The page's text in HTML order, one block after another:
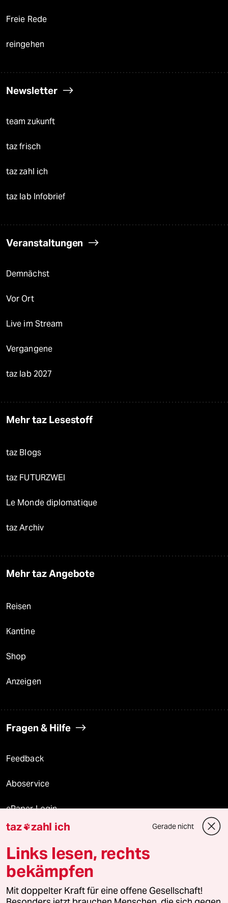
Freie Rede
reingehen
Newsletter
team zukunft
taz frisch
taz zahl ich
taz lab Infobrief
Veranstaltungen
Demnächst
Vor Ort
Live im Stream
Vergangene
taz lab 2027
Mehr taz Lesestoff
taz Blogs
taz FUTURZWEI
Le Monde diplomatique
taz Archiv
Mehr taz Angebote
Reisen
Kantine
Shop
Anzeigen
Fragen & Hilfe
Feedback
Aboservice
ePaper Login
Downloads für Abonnierende
© 2026 taz Verlags und Vertriebs GmbH
Alle Rechte vorbehalten. Bei rechtlichen Fragen oder für Genehmigungen
wenden Sie sich bitte an
lizenzen@taz.de
taz zahl ich Gerade nicht
Links lesen, rechts
bekämpfen
Mit doppelter Kraft für eine offene Gesellschaft!